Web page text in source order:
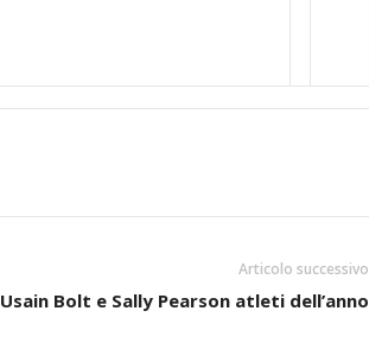
Articolo successivo
Usain Bolt e Sally Pearson atleti dell’anno